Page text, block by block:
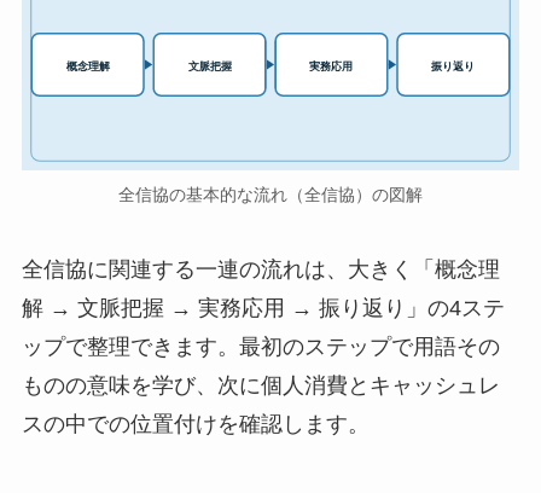
概念理解 文脈把握 実務応用 振り返り
全信協の基本的な流れ（全信協）の図解
全信協に関連する一連の流れは、大きく「概念理
解 → 文脈把握 → 実務応用 → 振り返り」の4ステ
ップで整理できます。最初のステップで用語その
ものの意味を学び、次に個人消費とキャッシュレ
スの中での位置付けを確認します。